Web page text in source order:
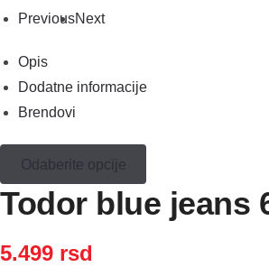
PreviousNext
Opis
Dodatne informacije
Brendovi
Odaberite opcije
Todor blue jeans
5.499 rsd